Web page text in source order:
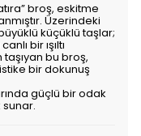
broş, eskitme
Üzerindeki
küçüklü taşlar;
bir ışıltı
bu broş,
bir dokunuş
güçlü bir odak
sunar.